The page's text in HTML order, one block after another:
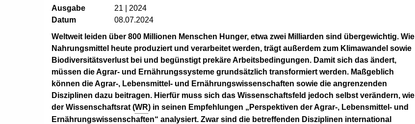
Ausgabe
21 | 2024
Datum
08.07.2024
Weltweit leiden über 800 Millionen Menschen Hunger, etwa zwei Milliarden sind übergewichtig. Wie
Nahrungsmittel heute produziert und verarbeitet werden, trägt außerdem zum Klimawandel sowie
Biodiversitätsverlust bei und begünstigt prekäre Arbeitsbedingungen. Damit sich das ändert,
müssen die Agrar- und Ernährungssysteme grundsätzlich transformiert werden. Maßgeblich
können die Agrar-, Lebensmittel- und Ernährungswissenschaften sowie die angrenzenden
Disziplinen dazu beitragen. Hierfür muss sich das Wissenschaftsfeld jedoch selbst verändern, wie
der Wissenschaftsrat (WR) in seinen Empfehlungen „Perspektiven der Agrar-, Lebensmittel- und
Ernährungswissenschaften“ analysiert. Zwar sind die betreffenden Disziplinen international